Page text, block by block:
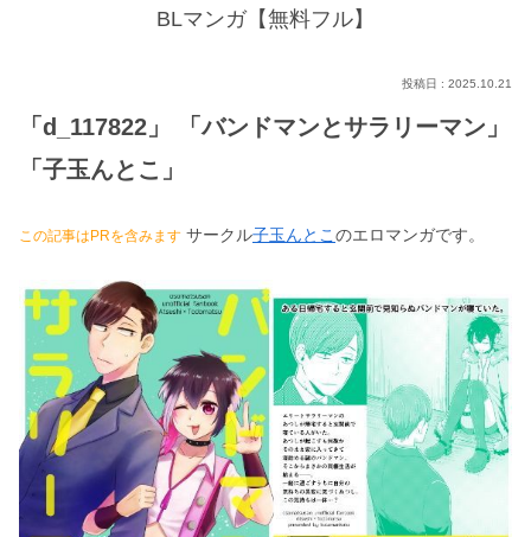
BLマンガ【無料フル】
2025.10.21
「d_117822」 「バンドマンとサラリーマン」
「子玉んとこ」
この記事はPRを含みます サークル子玉んとこ のエロマンガです。